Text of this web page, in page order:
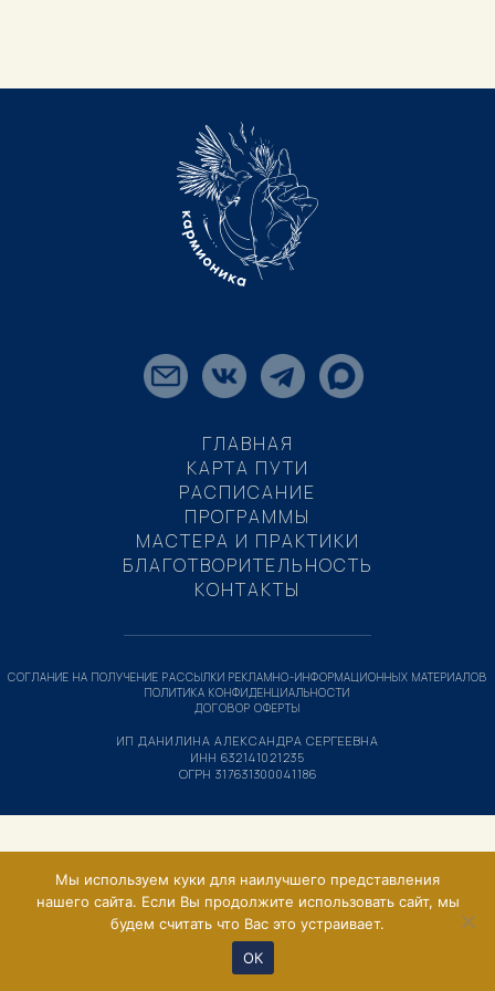
ГЛАВНАЯ
КАРТА ПУТИ
РАСПИСАНИЕ
ПРОГРАММЫ
МАСТЕРА И ПРАКТИКИ
БЛАГОТВОРИТЕЛЬНОСТЬ
КОНТАКТЫ
ИП ДАНИЛИНА АЛЕКСАНДРА СЕРГЕЕВНА
ИНН 632141021235
ОГРН 317631300041186
СОГЛАНИЕ НА ПОЛУЧЕНИЕ РАССЫЛКИ РЕКЛАМНО-ИНФОРМАЦИОННЫХ МАТЕРИАЛОВ
ПОЛИТИКА КОНФИДЕНЦИАЛЬНОСТИ
ДОГОВОР ОФЕРТЫ
Мы используем куки для наилучшего представления
нашего сайта. Если Вы продолжите использовать сайт, мы
будем считать что Вас это устраивает.
ОК